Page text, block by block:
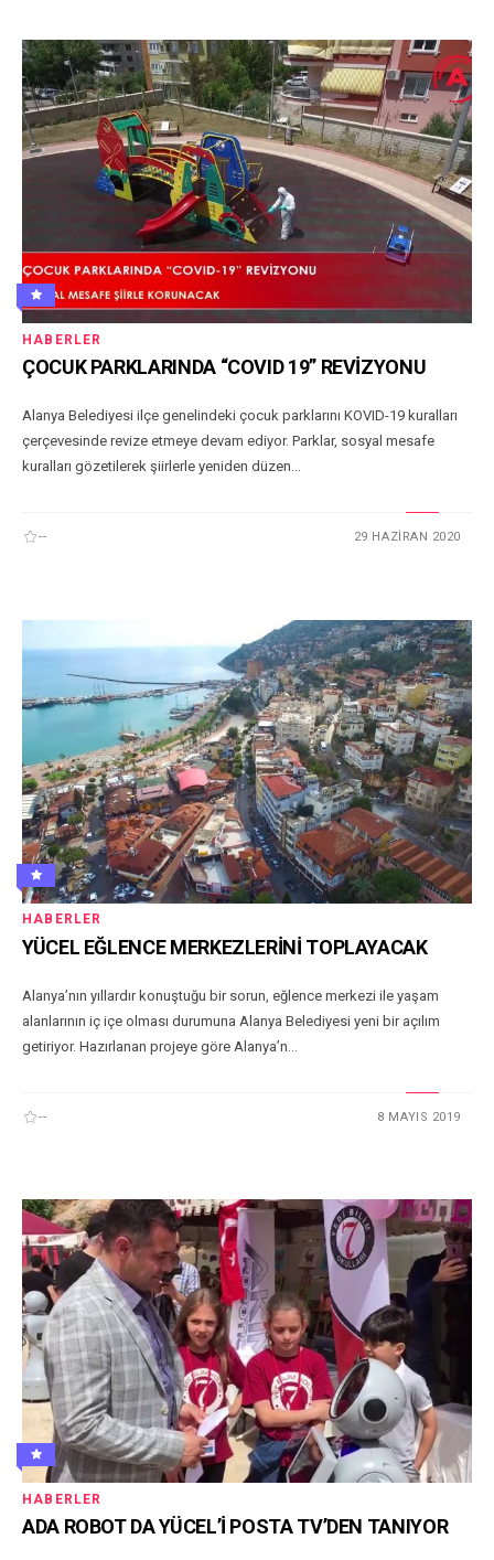
HABERLER
ÇOCUK PARKLARINDA “COVID 19” REVİZYONU
Alanya Belediyesi ilçe genelindeki çocuk parklarını KOVID-19 kuralları
çerçevesinde revize etmeye devam ediyor. Parklar, sosyal mesafe
kuralları gözetilerek şiirlerle yeniden düzen...
-- 29 HAZIRAN 2020
HABERLER
YÜCEL EĞLENCE MERKEZLERİNİ TOPLAYACAK
Alanya’nın yıllardır konuştuğu bir sorun, eğlence merkezi ile yaşam
alanlarının iç içe olması durumuna Alanya Belediyesi yeni bir açılım
getiriyor. Hazırlanan projeye göre Alanya’n...
-- 8 MAYIS 2019
HABERLER
ADA ROBOT DA YÜCEL’İ POSTA TV’DEN TANIYOR